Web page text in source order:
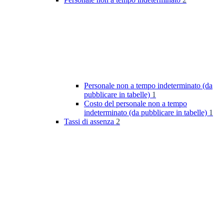
Personale non a tempo indeterminato (da
pubblicare in tabelle) 1
Costo del personale non a tempo
indeterminato (da pubblicare in tabelle) 1
Tassi di assenza 2